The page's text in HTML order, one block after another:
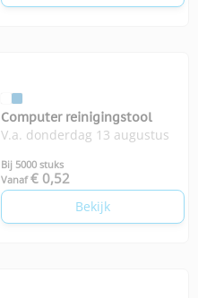
Computer reinigingstool
V.a. donderdag 13 augustus
Bij 5000 stuks
Vanaf € 0,52
Bekijk